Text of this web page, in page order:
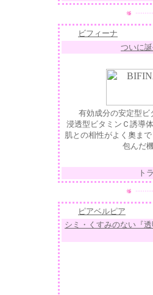
ビフィーナ
ついに
有効成分の安定型ビ
浸透型ビタミンＣ誘導
肌との相性がよく奧ま
包んだ
ト
ピアベルピア
シミ・くすみのない『